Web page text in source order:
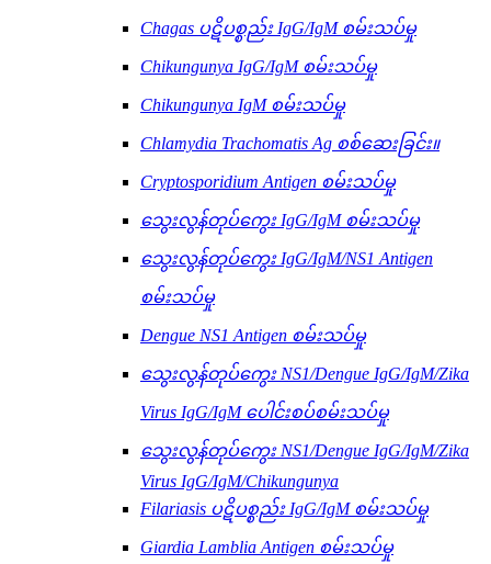
Chagas ပဋိပစ္စည်း IgG/IgM စမ်းသပ်မှု
Chikungunya IgG/IgM စမ်းသပ်မှု
Chikungunya IgM စမ်းသပ်မှု
Chlamydia Trachomatis Ag စစ်ဆေးခြင်း။
Cryptosporidium Antigen စမ်းသပ်မှု
သွေးလွန်တုပ်ကွေး IgG/IgM စမ်းသပ်မှု
သွေးလွန်တုပ်ကွေး IgG/IgM/NS1 Antigen
စမ်းသပ်မှု
Dengue NS1 Antigen စမ်းသပ်မှု
သွေးလွန်တုပ်ကွေး NS1/Dengue IgG/IgM/Zika
Virus IgG/IgM ပေါင်းစပ်စမ်းသပ်မှု
သွေးလွန်တုပ်ကွေး NS1/Dengue IgG/IgM/Zika
Virus IgG/IgM/Chikungunya
Filariasis ပဋိပစ္စည်း IgG/IgM စမ်းသပ်မှု
Giardia Lamblia Antigen စမ်းသပ်မှု